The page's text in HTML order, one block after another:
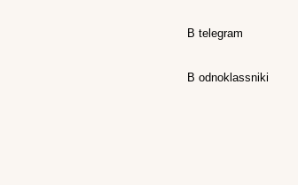
В telegram
В odnoklassniki